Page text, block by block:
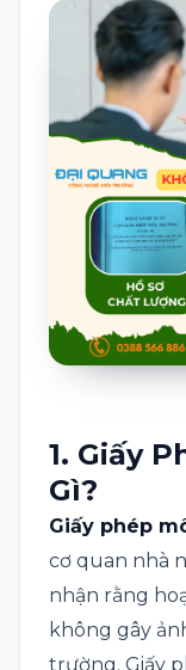
1. Giấy
Gì?
Giấy phép
cơ quan nhà
nhận rằng
không gây
trường. Giấy